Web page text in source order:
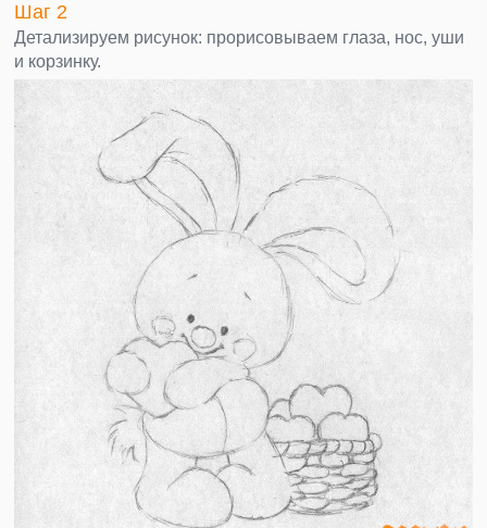
Шаг 2
Детализируем рисунок: прорисовываем глаза, нос, уши
и корзинку.